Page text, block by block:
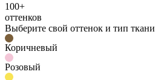
100+
оттенков
Выберите свой оттенок и тип ткани
Коричневый
Розовый